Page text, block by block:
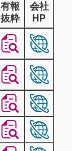
有報
抜粋
会社
HP